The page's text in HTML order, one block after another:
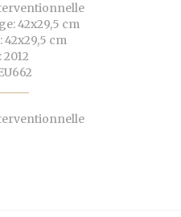
42x29,5 cm
42x29,5 cm
2012